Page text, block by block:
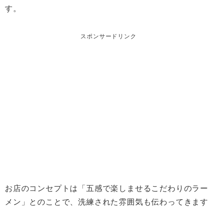
す。
スポンサードリンク
お店のコンセプトは「五感で楽しませるこだわりのラー
メン」とのことで、洗練された雰囲気も伝わってきます